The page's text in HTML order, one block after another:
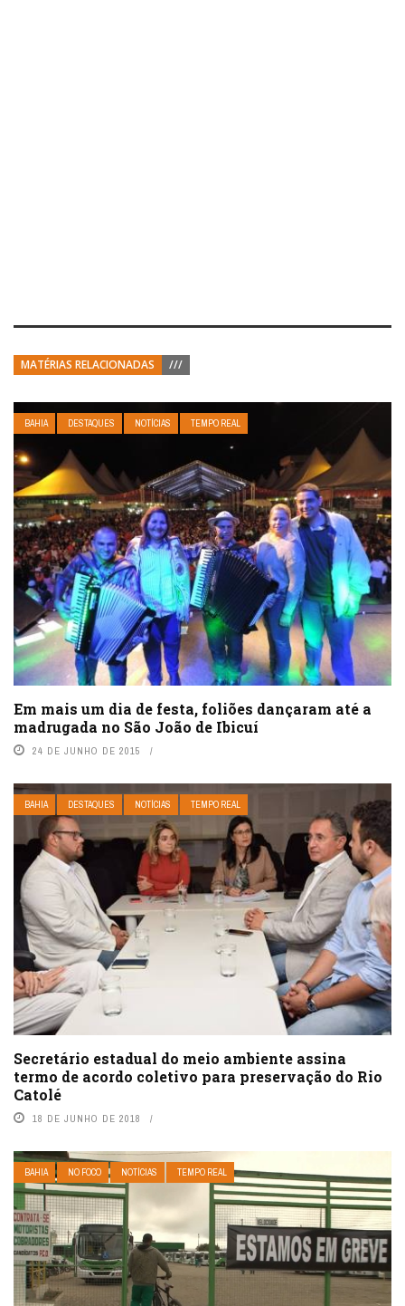
MATÉRIAS RELACIONADAS ///
BAHIA DESTAQUES NOTÍCIAS TEMPO REAL
Em mais um dia de festa, foliões dançaram até a
madrugada no São João de Ibicuí
24 DE JUNHO DE 2015
BAHIA DESTAQUES NOTÍCIAS TEMPO REAL
Secretário estadual do meio ambiente assina
termo de acordo coletivo para preservação do Rio
Catolé
18 DE JUNHO DE 2018
BAHIA NO FOCO NOTÍCIAS TEMPO REAL